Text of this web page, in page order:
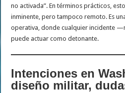
no activada”. En términos prácticos,
inminente, pero tampoco remoto. Es
operativa, donde cualquier incidente
puede actuar como detonante.
Intenciones en
diseño militar,